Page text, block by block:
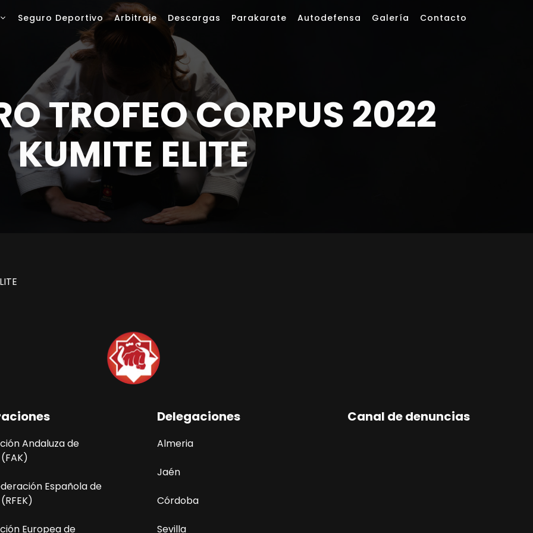
Seguro Deportivo Arbitraje Descargas Parakarate Autodefensa Galería Contacto
TROFEO CORPUS 2022
KUMITE ELITE
Andaluza de
Española de
Europea de
Delegaciones
Almeria
Jaén
Córdoba
Sevilla
Canal de denuncias